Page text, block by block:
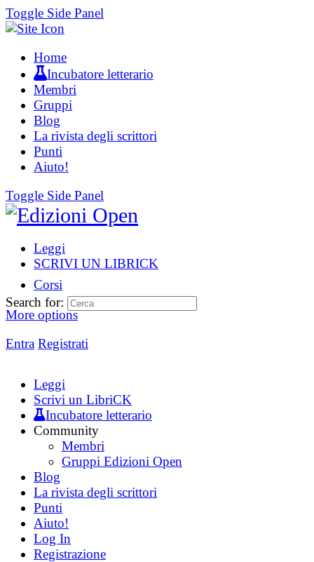
Toggle Side Panel
Home
Incubatore letterario
Membri
Gruppi
Blog
La rivista degli scrittori
Punti
Aiuto!
Toggle Side Panel
Leggi
SCRIVI UN LIBRICK
Corsi
More options
Entra Registrati
Search for:
Leggi
Scrivi un LibriCK
Incubatore letterario
Community
Membri
Gruppi Edizioni Open
Blog
La rivista degli scrittori
Punti
Aiuto!
Log In
Registrazione